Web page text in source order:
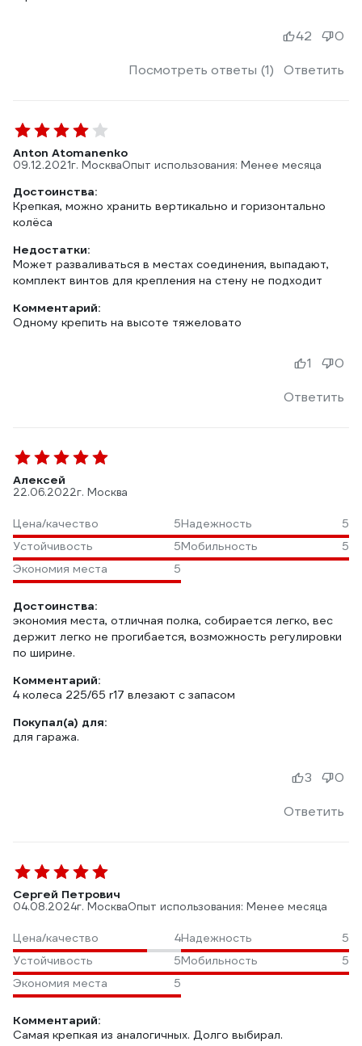
Посмотреть ответы (1) Ответить
42 0
Anton Atomanenko
09.12.2021г. МоскваОпыт использования: Менее месяца
Достоинства:
Крепкая, можно хранить вертикально и горизонтально
колёса
Недостатки:
Может разваливаться в местах соединения, выпадают,
комплект винтов для крепления на стену не подходит
Комментарий:
Одному крепить на высоте тяжеловато
Ответить
1 0
Алексей
22.06.2022г. Москва
Цена/качество 5Надежность
5
Устойчивость
5Мобильность
5
Экономия места
5
Достоинства:
экономия места, отличная полка, собирается легко, вес
держит легко не прогибается, возможность регулировки
по ширине.
Комментарий:
4 колеса 225/65 r17 влезают с запасом
Покупал(а) для:
для гаража.
Ответить
3 0
Сергей Петрович
04.08.2024г. МоскваОпыт использования: Менее месяца
Цена/качество 4Надежность
5
Устойчивость
5Мобильность
5
Экономия места
5
Комментарий:
Самая крепкая из аналогичных. Долго выбирал.